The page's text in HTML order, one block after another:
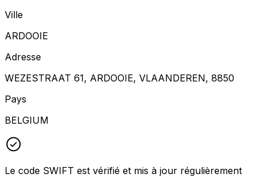
Ville
ARDOOIE
Adresse
WEZESTRAAT 61, ARDOOIE, VLAANDEREN, 8850
Pays
BELGIUM
Le code SWIFT est vérifié et mis à jour régulièrement